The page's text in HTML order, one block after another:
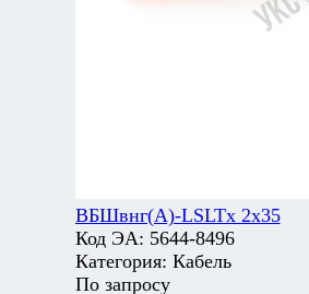
ВБШвнг(А)-LSLTx 2х35
Код ЭА: 5644-8496
Категория: Кабель
По запросу